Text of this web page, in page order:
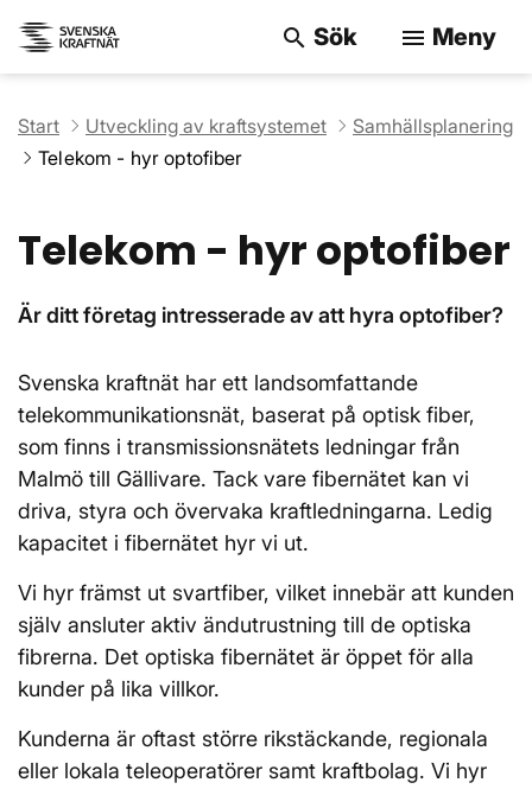
search Sök menu Meny
Start Utveckling av kraftsystemet
Samhällsplanering
Telekom - hyr optofiber
Telekom - hyr optofiber
Är ditt företag intresserade av att hyra optofiber?
Svenska kraftnät har ett landsomfattande
telekommunikationsnät, baserat på optisk fiber,
som finns i transmissionsnätets ledningar från
Malmö till Gällivare. Tack vare fibernätet kan vi
driva, styra och övervaka kraftledningarna. Ledig
kapacitet i fibernätet hyr vi ut.
Vi hyr främst ut svartfiber, vilket innebär att kunden
själv ansluter aktiv ändutrustning till de optiska
fibrerna. Det optiska fibernätet är öppet för alla
kunder på lika villkor.
Kunderna är oftast större rikstäckande, regionala
eller lokala teleoperatörer samt kraftbolag. Vi hyr